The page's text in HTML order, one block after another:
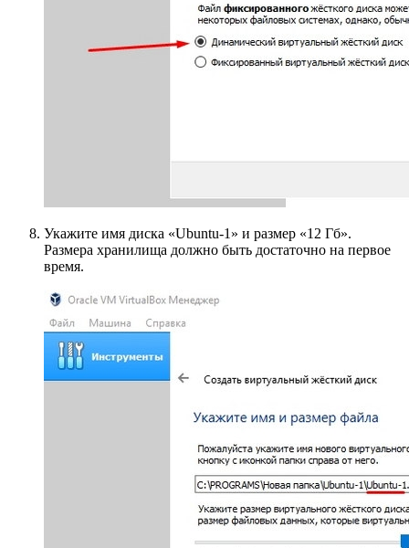
Укажите имя диска «Ubuntu-1» и размер «12 Гб».
Размера хранилища должно быть достаточно на первое
время.